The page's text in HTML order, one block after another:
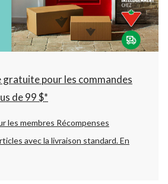
à
22:00
cliquer
pour
changer
gratuite pour les commandes
de 99 $*
les membres Récompenses
avec la livraison standard.En